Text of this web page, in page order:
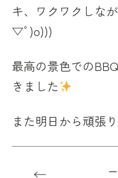
キ、ワクワクしな
▽ﾟ )o)))
最高の景色での
きました
また明日から頑張